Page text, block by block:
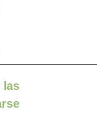
las